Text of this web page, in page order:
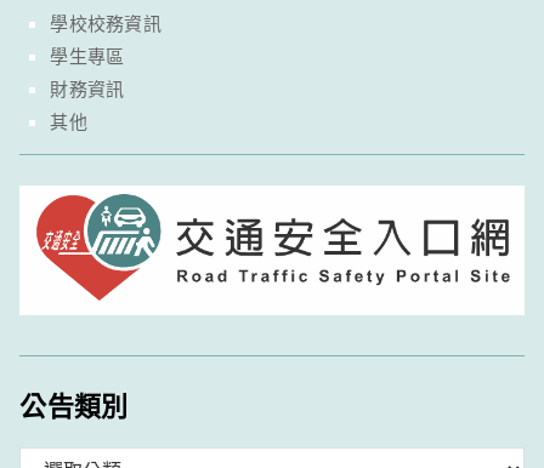
學校校務資訊
學生專區
財務資訊
其他
公告類別